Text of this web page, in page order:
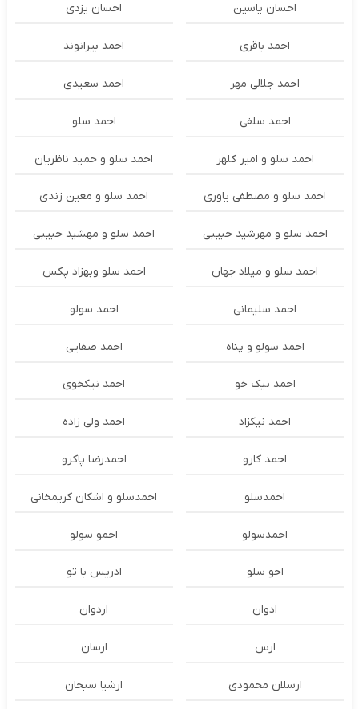
احسان یاسین احسان یزدی
احمد باقری احمد بیرانوند
احمد جلالی مهر احمد سعیدی
احمد سلفی احمد سلو
احمد سلو و امیر کلهر احمد سلو و حمید ناظریان
احمد سلو و مصطفی یاوری احمد سلو و معین زندی
احمد سلو و مهرشید حبیبی احمد سلو و مهشید حبیبی
احمد سلو و میلاد جهان احمد سلو وبهزاد پکس
احمد سلیمانی احمد سولو
احمد سولو و پناه احمد صفایی
احمد نیک خو احمد نیکخوی
احمد نیکزاد احمد ولی زاده
احمد کارو احمدرضا پاکرو
احمدسلو احمدسلو و اشکان کریمخانی
احمدسولو احمو سولو
احو سلو ادریس با تو
ادوان اردوان
ارس ارسان
ارسلان محمودی ارشیا سبحان